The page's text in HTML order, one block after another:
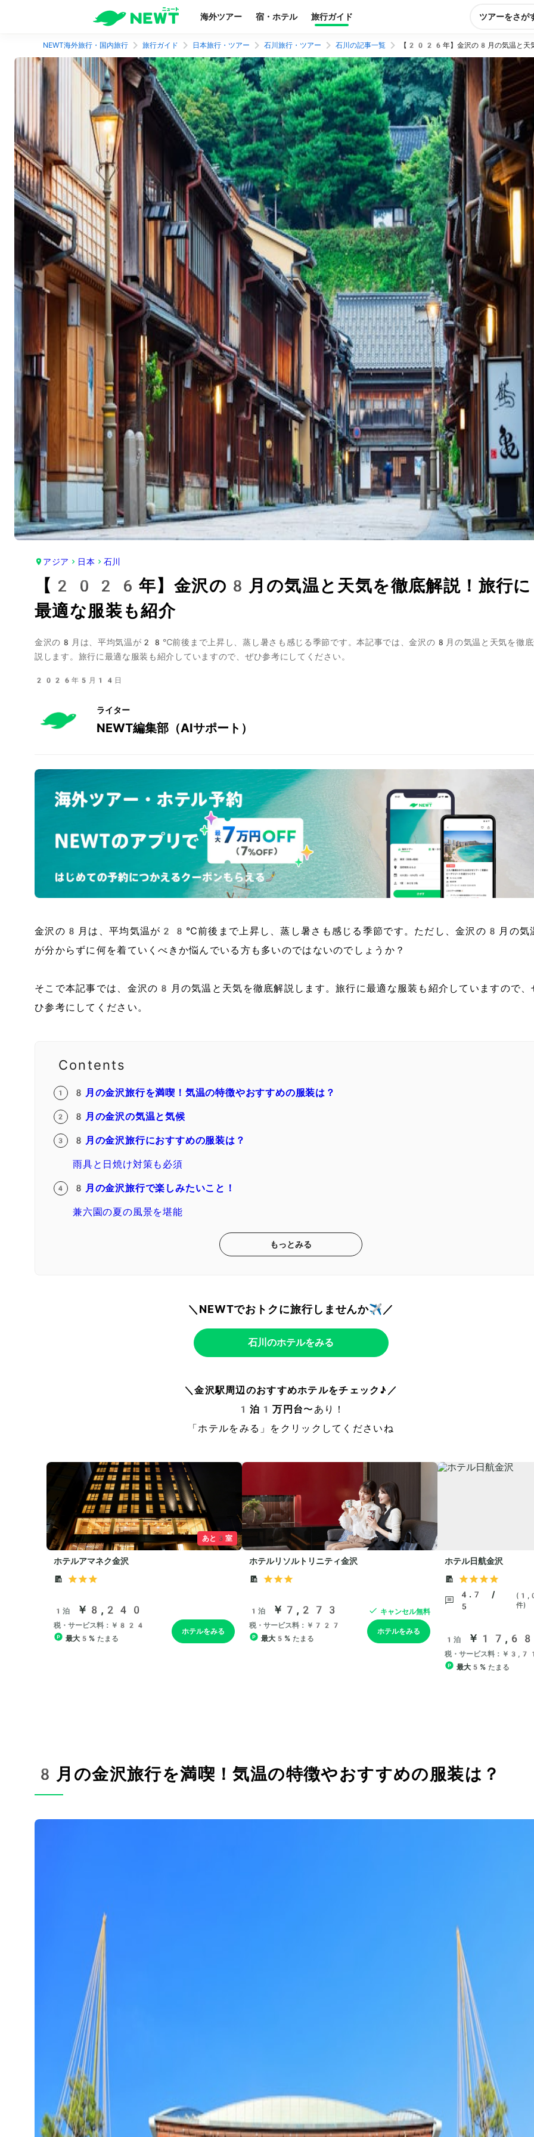
海外ツアー 宿・ホテル 旅行ガイド ツアーをさが
NEWT海外旅行・国内旅行 旅行ガイド 日本旅行・ツアー 石川旅行・ツアー 石川の記事一覧 【2026年】金沢の8月​の気温と天気
アジア 日本 石川
【2026年】金沢の8月​の気温と天気を徹底解説！旅行に
最適な服装も紹介
金沢の8月は、平均気温が28℃前後まで上昇し、蒸し暑さも感じる季節です。本記事では、金沢の8月​の気温と天気を徹
説します。旅行に最適な服装も紹介していますので、ぜひ参考にしてください。
2026年5月14日
ライター
NEWT編集部（AIサポート）
金沢の8月は、平均気温が28℃前後まで上昇し、蒸し暑さも感じる季節です。ただし、金沢の8月​の気
が分からずに何を着ていくべきか悩んでいる方も多いのではないのでしょうか？
そこで本記事では、金沢の8月​の気温と天気を徹底解説します。旅行に最適な服装も紹介していますので、
ひ参考にしてください。
Contents
8月の金沢旅行を満喫！気温の特徴やおすすめの服装は？
8月の金沢の気温と気候
8月の金沢旅行におすすめの服装は？
雨具と日焼け対策も必須
8月の金沢旅行で楽しみたいこと！
兼六園の夏の風景を堪能
もっとみる
＼NEWTでおトクに旅行しませんか✈️／
石川のホテルをみる
＼金沢駅周辺のおすすめホテルをチェック♪／
1泊1万円台〜あり！
「ホテルをみる」をクリックしてくださいね
8月の金沢旅行を満喫！気温の特徴やおすすめの服装は？